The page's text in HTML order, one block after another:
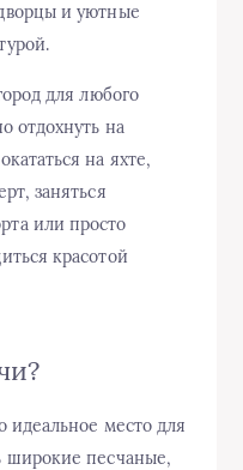
и уютные
для любого
отдохнуть на
на яхте,
заняться
или просто
красотой
идеальное место для
широкие песчаные,